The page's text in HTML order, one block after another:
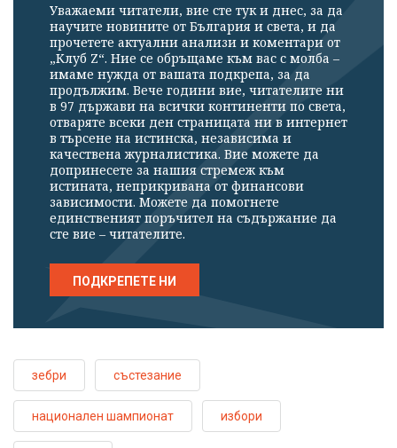
Успешно
излязохте от
профила си!
Уважаеми читатели, вие сте тук и днес, за да
научите новините от България и света, и да
прочетете актуални анализи и коментари от
„Клуб Z“. Ние се обръщаме към вас с молба –
имаме нужда от вашата подкрепа, за да
продължим. Вече години вие, читателите ни
в 97 държави на всички континенти по света,
отваряте всеки ден страницата ни в интернет
в търсене на истинска, независима и
качествена журналистика. Вие можете да
допринесете за нашия стремеж към
истината, неприкривана от финансови
зависимости. Можете да помогнете
единственият поръчител на съдържание да
сте вие – читателите.
ПОДКРЕПЕТЕ НИ
зебри състезание
национален шампионат избори